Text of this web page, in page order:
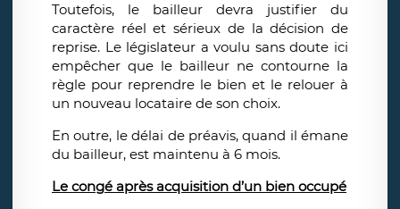
Toutefois, le bailleur devra justifier du
caractère réel et sérieux de la décision de
reprise. Le législateur a voulu sans doute ici
empêcher que le bailleur ne contourne la
règle pour reprendre le bien et le relouer à
un nouveau locataire de son choix.
En outre, le délai de préavis, quand il émane
du bailleur, est maintenu à 6 mois.
Le congé après acquisition d’un bien occupé